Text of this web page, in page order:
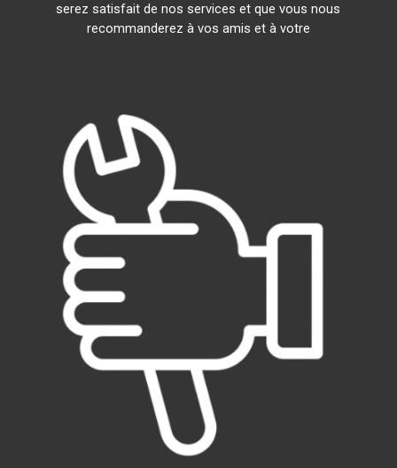
serez satisfait de nos services et que vous nous
recommanderez à vos amis et à votre